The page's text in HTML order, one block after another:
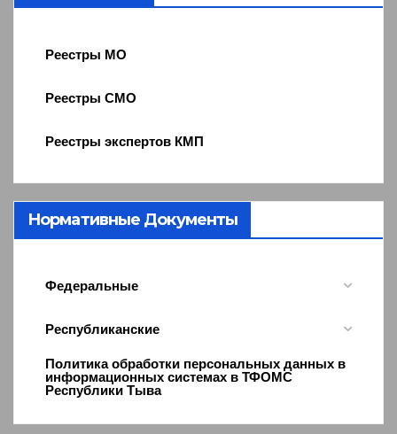
Реестры МО
Реестры СМО
Реестры экспертов КМП
Нормативные Документы
Федеральные
Республиканские
Политика обработки персональных данных в
информационных системах в ТФОМС
Республики Тыва